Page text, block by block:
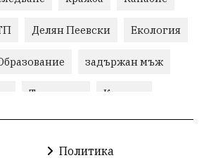
Делян Пеевски Екология
задържан мъж
Традиции Култура
Методи Байкушев
Политика